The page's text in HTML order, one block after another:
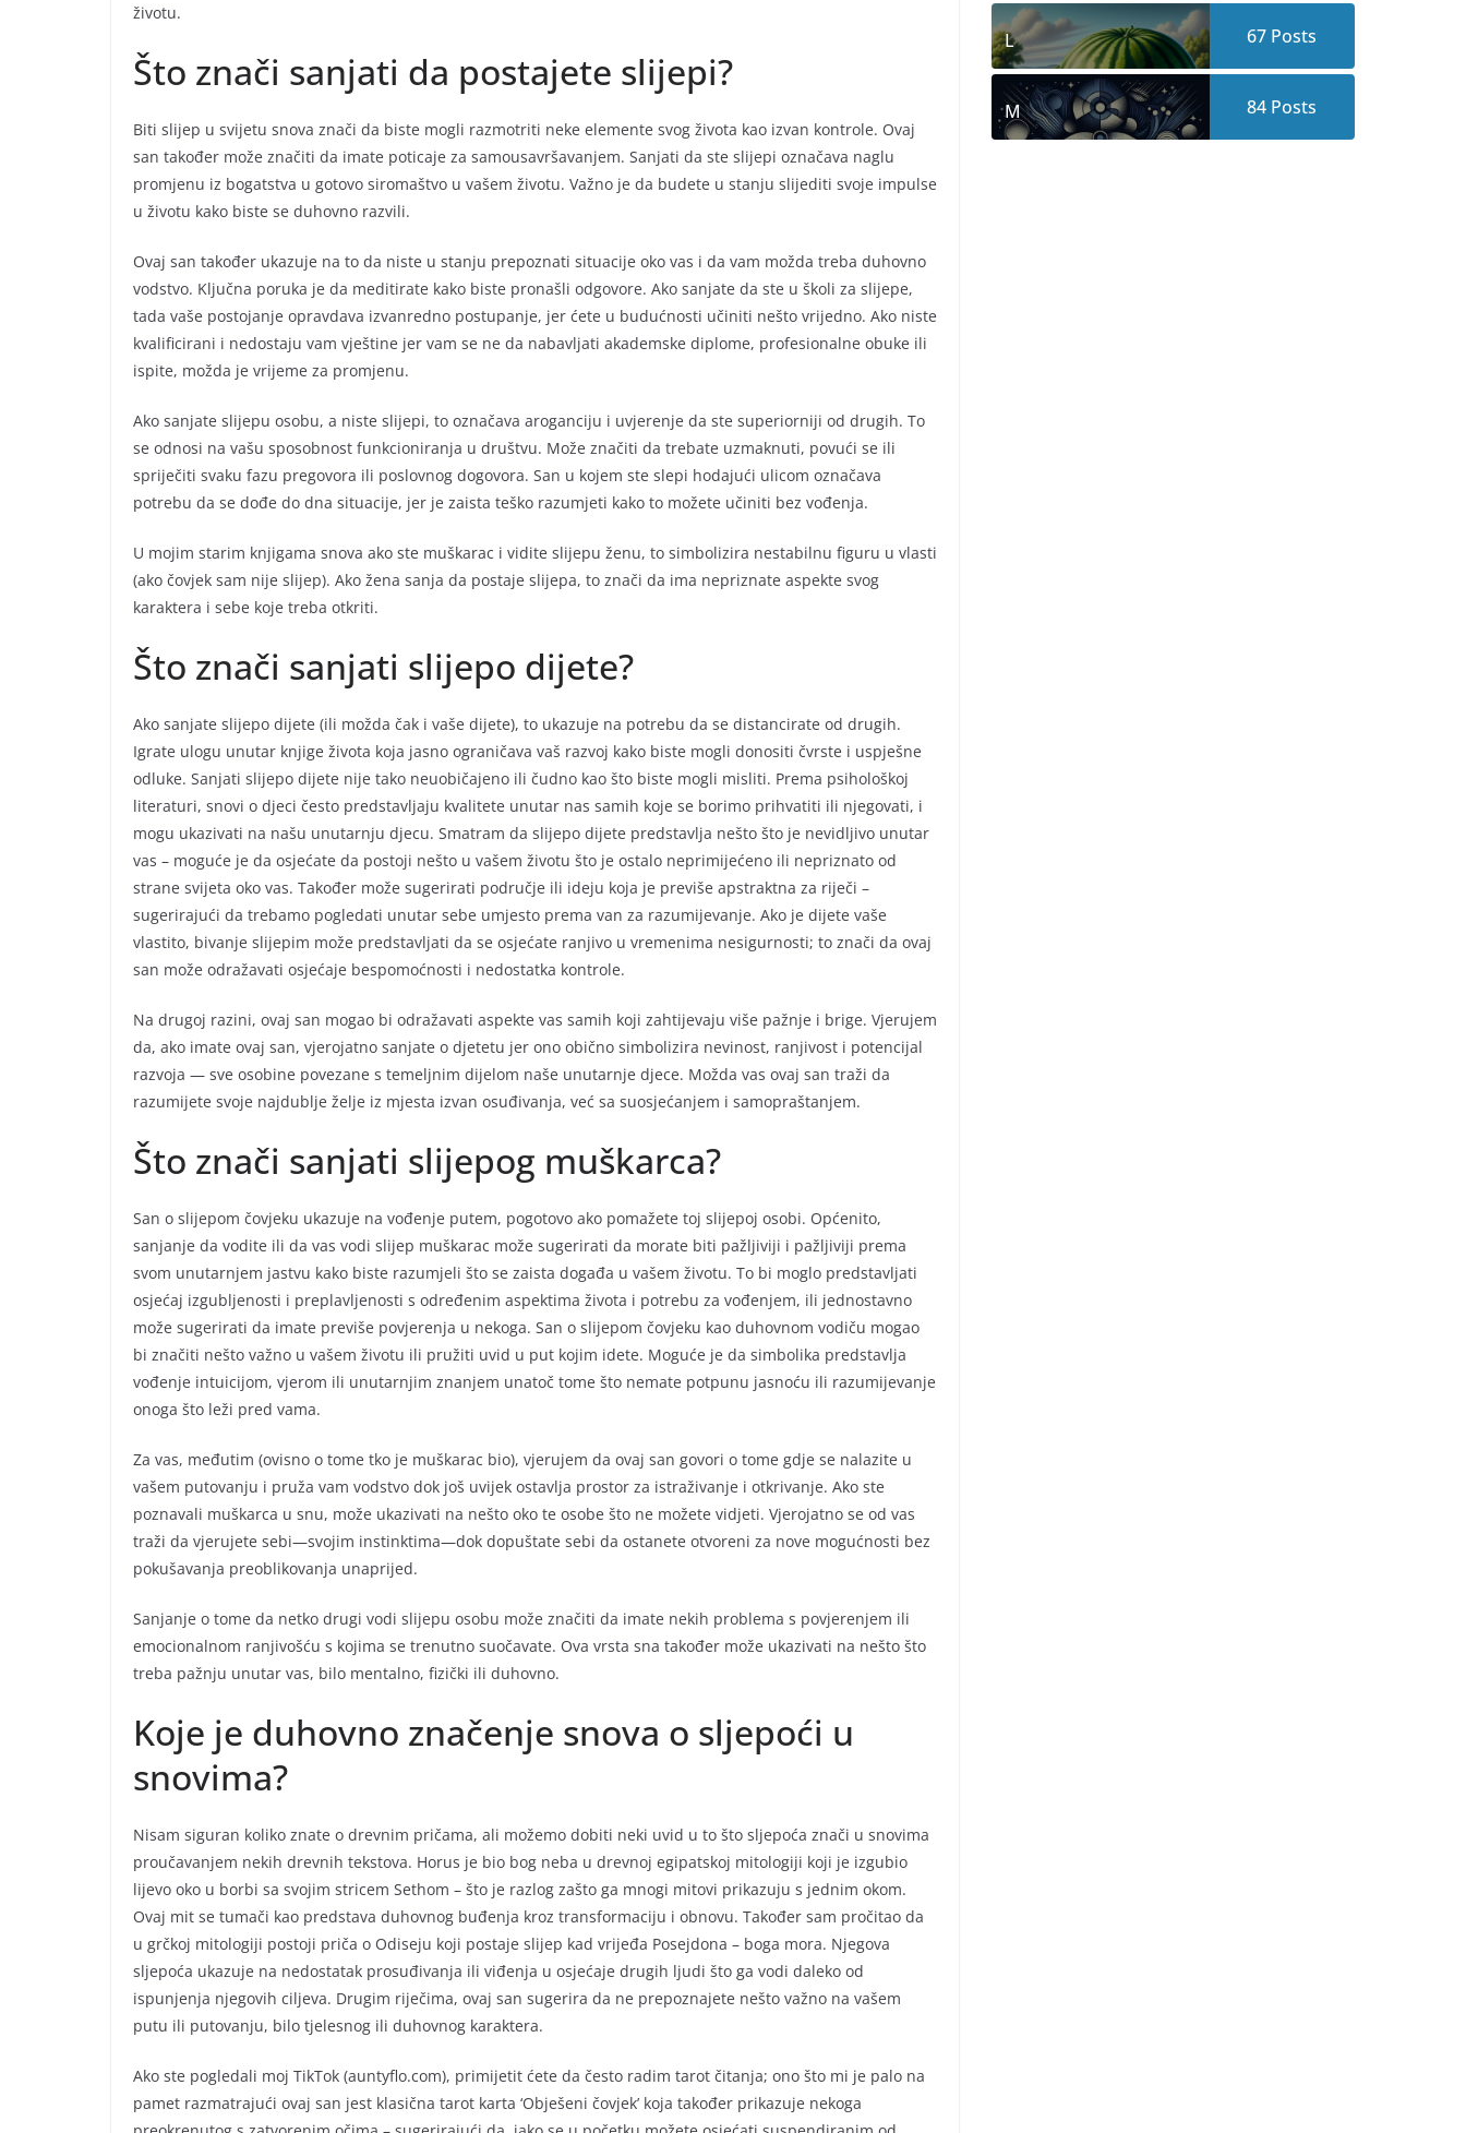
životu.
Što znači sanjati da postajete slijepi?
Biti slijep u svijetu snova znači da biste mogli razmotriti neke elemente svog života kao izvan kontrole. Ovaj
san također može značiti da imate poticaje za samousavršavanjem. Sanjati da ste slijepi označava naglu
promjenu iz bogatstva u gotovo siromaštvo u vašem životu. Važno je da budete u stanju slijediti svoje impulse
u životu kako biste se duhovno razvili.
Ovaj san također ukazuje na to da niste u stanju prepoznati situacije oko vas i da vam možda treba duhovno
vodstvo. Ključna poruka je da meditirate kako biste pronašli odgovore. Ako sanjate da ste u školi za slijepe,
tada vaše postojanje opravdava izvanredno postupanje, jer ćete u budućnosti učiniti nešto vrijedno. Ako niste
kvalificirani i nedostaju vam vještine jer vam se ne da nabavljati akademske diplome, profesionalne obuke ili
ispite, možda je vrijeme za promjenu.
Ako sanjate slijepu osobu, a niste slijepi, to označava aroganciju i uvjerenje da ste superiorniji od drugih. To
se odnosi na vašu sposobnost funkcioniranja u društvu. Može značiti da trebate uzmaknuti, povući se ili
spriječiti svaku fazu pregovora ili poslovnog dogovora. San u kojem ste slepi hodajući ulicom označava
potrebu da se dođe do dna situacije, jer je zaista teško razumjeti kako to možete učiniti bez vođenja.
U mojim starim knjigama snova ako ste muškarac i vidite slijepu ženu, to simbolizira nestabilnu figuru u vlasti
(ako čovjek sam nije slijep). Ako žena sanja da postaje slijepa, to znači da ima nepriznate aspekte svog
karaktera i sebe koje treba otkriti.
Što znači sanjati slijepo dijete?
Ako sanjate slijepo dijete (ili možda čak i vaše dijete), to ukazuje na potrebu da se distancirate od drugih.
Igrate ulogu unutar knjige života koja jasno ograničava vaš razvoj kako biste mogli donositi čvrste i uspješne
odluke. Sanjati slijepo dijete nije tako neuobičajeno ili čudno kao što biste mogli misliti. Prema psihološkoj
literaturi, snovi o djeci često predstavljaju kvalitete unutar nas samih koje se borimo prihvatiti ili njegovati, i
mogu ukazivati na našu unutarnju djecu. Smatram da slijepo dijete predstavlja nešto što je nevidljivo unutar
vas – moguće je da osjećate da postoji nešto u vašem životu što je ostalo neprimijećeno ili nepriznato od
strane svijeta oko vas. Također može sugerirati područje ili ideju koja je previše apstraktna za riječi –
sugerirajući da trebamo pogledati unutar sebe umjesto prema van za razumijevanje. Ako je dijete vaše
vlastito, bivanje slijepim može predstavljati da se osjećate ranjivo u vremenima nesigurnosti; to znači da ovaj
san može odražavati osjećaje bespomoćnosti i nedostatka kontrole.
Na drugoj razini, ovaj san mogao bi odražavati aspekte vas samih koji zahtijevaju više pažnje i brige. Vjerujem
da, ako imate ovaj san, vjerojatno sanjate o djetetu jer ono obično simbolizira nevinost, ranjivost i potencijal
razvoja — sve osobine povezane s temeljnim dijelom naše unutarnje djece. Možda vas ovaj san traži da
razumijete svoje najdublje želje iz mjesta izvan osuđivanja, već sa suosjećanjem i samopraštanjem.
Što znači sanjati slijepog muškarca?
San o slijepom čovjeku ukazuje na vođenje putem, pogotovo ako pomažete toj slijepoj osobi. Općenito,
sanjanje da vodite ili da vas vodi slijep muškarac može sugerirati da morate biti pažljiviji i pažljiviji prema
svom unutarnjem jastvu kako biste razumjeli što se zaista događa u vašem životu. To bi moglo predstavljati
osjećaj izgubljenosti i preplavljenosti s određenim aspektima života i potrebu za vođenjem, ili jednostavno
može sugerirati da imate previše povjerenja u nekoga. San o slijepom čovjeku kao duhovnom vodiču mogao
bi značiti nešto važno u vašem životu ili pružiti uvid u put kojim idete. Moguće je da simbolika predstavlja
vođenje intuicijom, vjerom ili unutarnjim znanjem unatoč tome što nemate potpunu jasnoću ili razumijevanje
onoga što leži pred vama.
Za vas, međutim (ovisno o tome tko je muškarac bio), vjerujem da ovaj san govori o tome gdje se nalazite u
vašem putovanju i pruža vam vodstvo dok još uvijek ostavlja prostor za istraživanje i otkrivanje. Ako ste
poznavali muškarca u snu, može ukazivati na nešto oko te osobe što ne možete vidjeti. Vjerojatno se od vas
traži da vjerujete sebi—svojim instinktima—dok dopuštate sebi da ostanete otvoreni za nove mogućnosti bez
pokušavanja preoblikovanja unaprijed.
Sanjanje o tome da netko drugi vodi slijepu osobu može značiti da imate nekih problema s povjerenjem ili
emocionalnom ranjivošću s kojima se trenutno suočavate. Ova vrsta sna također može ukazivati na nešto što
treba pažnju unutar vas, bilo mentalno, fizički ili duhovno.
Koje je duhovno značenje snova o sljepoći u
snovima?
Nisam siguran koliko znate o drevnim pričama, ali možemo dobiti neki uvid u to što sljepoća znači u snovima
proučavanjem nekih drevnih tekstova. Horus je bio bog neba u drevnoj egipatskoj mitologiji koji je izgubio
lijevo oko u borbi sa svojim stricem Sethom – što je razlog zašto ga mnogi mitovi prikazuju s jednim okom.
Ovaj mit se tumači kao predstava duhovnog buđenja kroz transformaciju i obnovu. Također sam pročitao da
u grčkoj mitologiji postoji priča o Odiseju koji postaje slijep kad vrijeđa Posejdona – boga mora. Njegova
sljepoća ukazuje na nedostatak prosuđivanja ili viđenja u osjećaje drugih ljudi što ga vodi daleko od
ispunjenja njegovih ciljeva. Drugim riječima, ovaj san sugerira da ne prepoznajete nešto važno na vašem
putu ili putovanju, bilo tjelesnog ili duhovnog karaktera.
Ako ste pogledali moj TikTok (auntyflo.com), primijetit ćete da često radim tarot čitanja; ono što mi je palo na
pamet razmatrajući ovaj san jest klasična tarot karta ‘Obješeni čovjek’ koja također prikazuje nekoga
L 67 Posts
M 84 Posts